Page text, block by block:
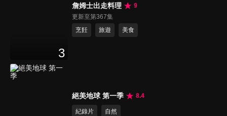
3
詹姆士出走料理
9
更新至第367集
烹飪
旅遊 美食
絕美地球 第一季 8.4
紀錄片 自然